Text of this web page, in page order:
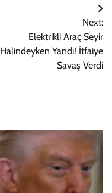
Next:
Elektrikli Araç Seyir
Halindeyken Yandı! İtfaiye
Savaş Verdi